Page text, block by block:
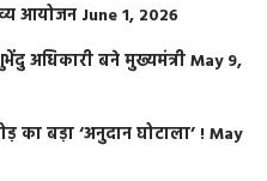
आयोजन June 1, 2026
अधिकारी बने मुख्यमंत्रीMay 9,
का बड़ा ‘अनुदान घोटाला’ !May